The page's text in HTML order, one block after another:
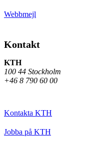
Webbmejl
Kontakt
KTH
100 44 Stockholm
+46 8 790 60 00
Kontakta KTH
Jobba på KTH